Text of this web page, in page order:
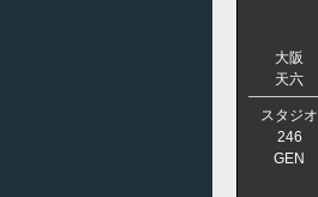
大阪
天六
スタジオ
246
GEN